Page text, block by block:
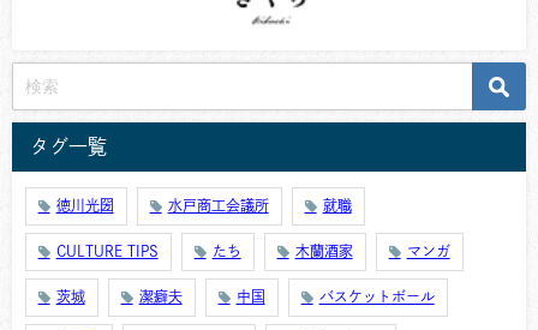
タグ一覧
徳川光圀 水戸商工会議所 就職
CULTURE TIPS たち 木蘭酒家 マンガ
茨城 潔癖夫 中国 バスケットボール